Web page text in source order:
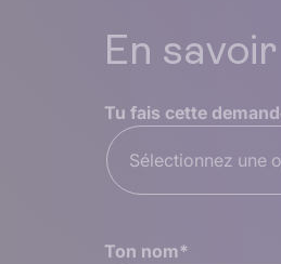
En
Tu fais cette
Sélectionnez une
Ton nom*